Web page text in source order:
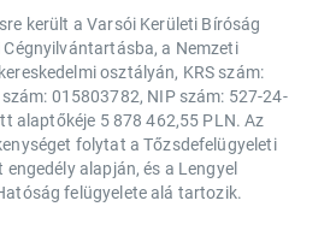
került a Varsói Kerületi Bíróság
a Nemzeti
osztályán, KRS szám:
015803782, NIP szám: 527-24-
alaptőkéje 5 878 462,55 PLN. Az
folytat a Tőzsdefelügyeleti
alapján, és a Lengyel
felügyelete alá tartozik.